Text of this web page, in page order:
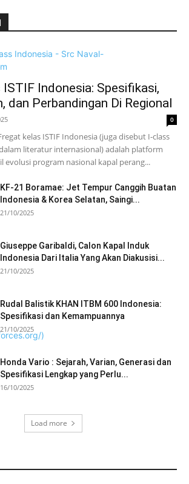
Indonesia: Spesifikasi,
dan Perbandingan Di Regional
0
kelas ISTIF Indonesia (juga disebut I-class
literatur internasional) adalah platform
evolusi program nasional kapal perang...
KF-21 Boramae: Jet Tempur Canggih Buatan
Indonesia & Korea Selatan, Saingi...
21/10/2025
Giuseppe Garibaldi, Calon Kapal Induk
Indonesia Dari Italia Yang Akan Diakusisi...
21/10/2025
Rudal Balistik KHAN ITBM 600 Indonesia:
Spesifikasi dan Kemampuannya
21/10/2025
Honda Vario : Sejarah, Varian, Generasi dan
Spesifikasi Lengkap yang Perlu...
16/10/2025
Load more